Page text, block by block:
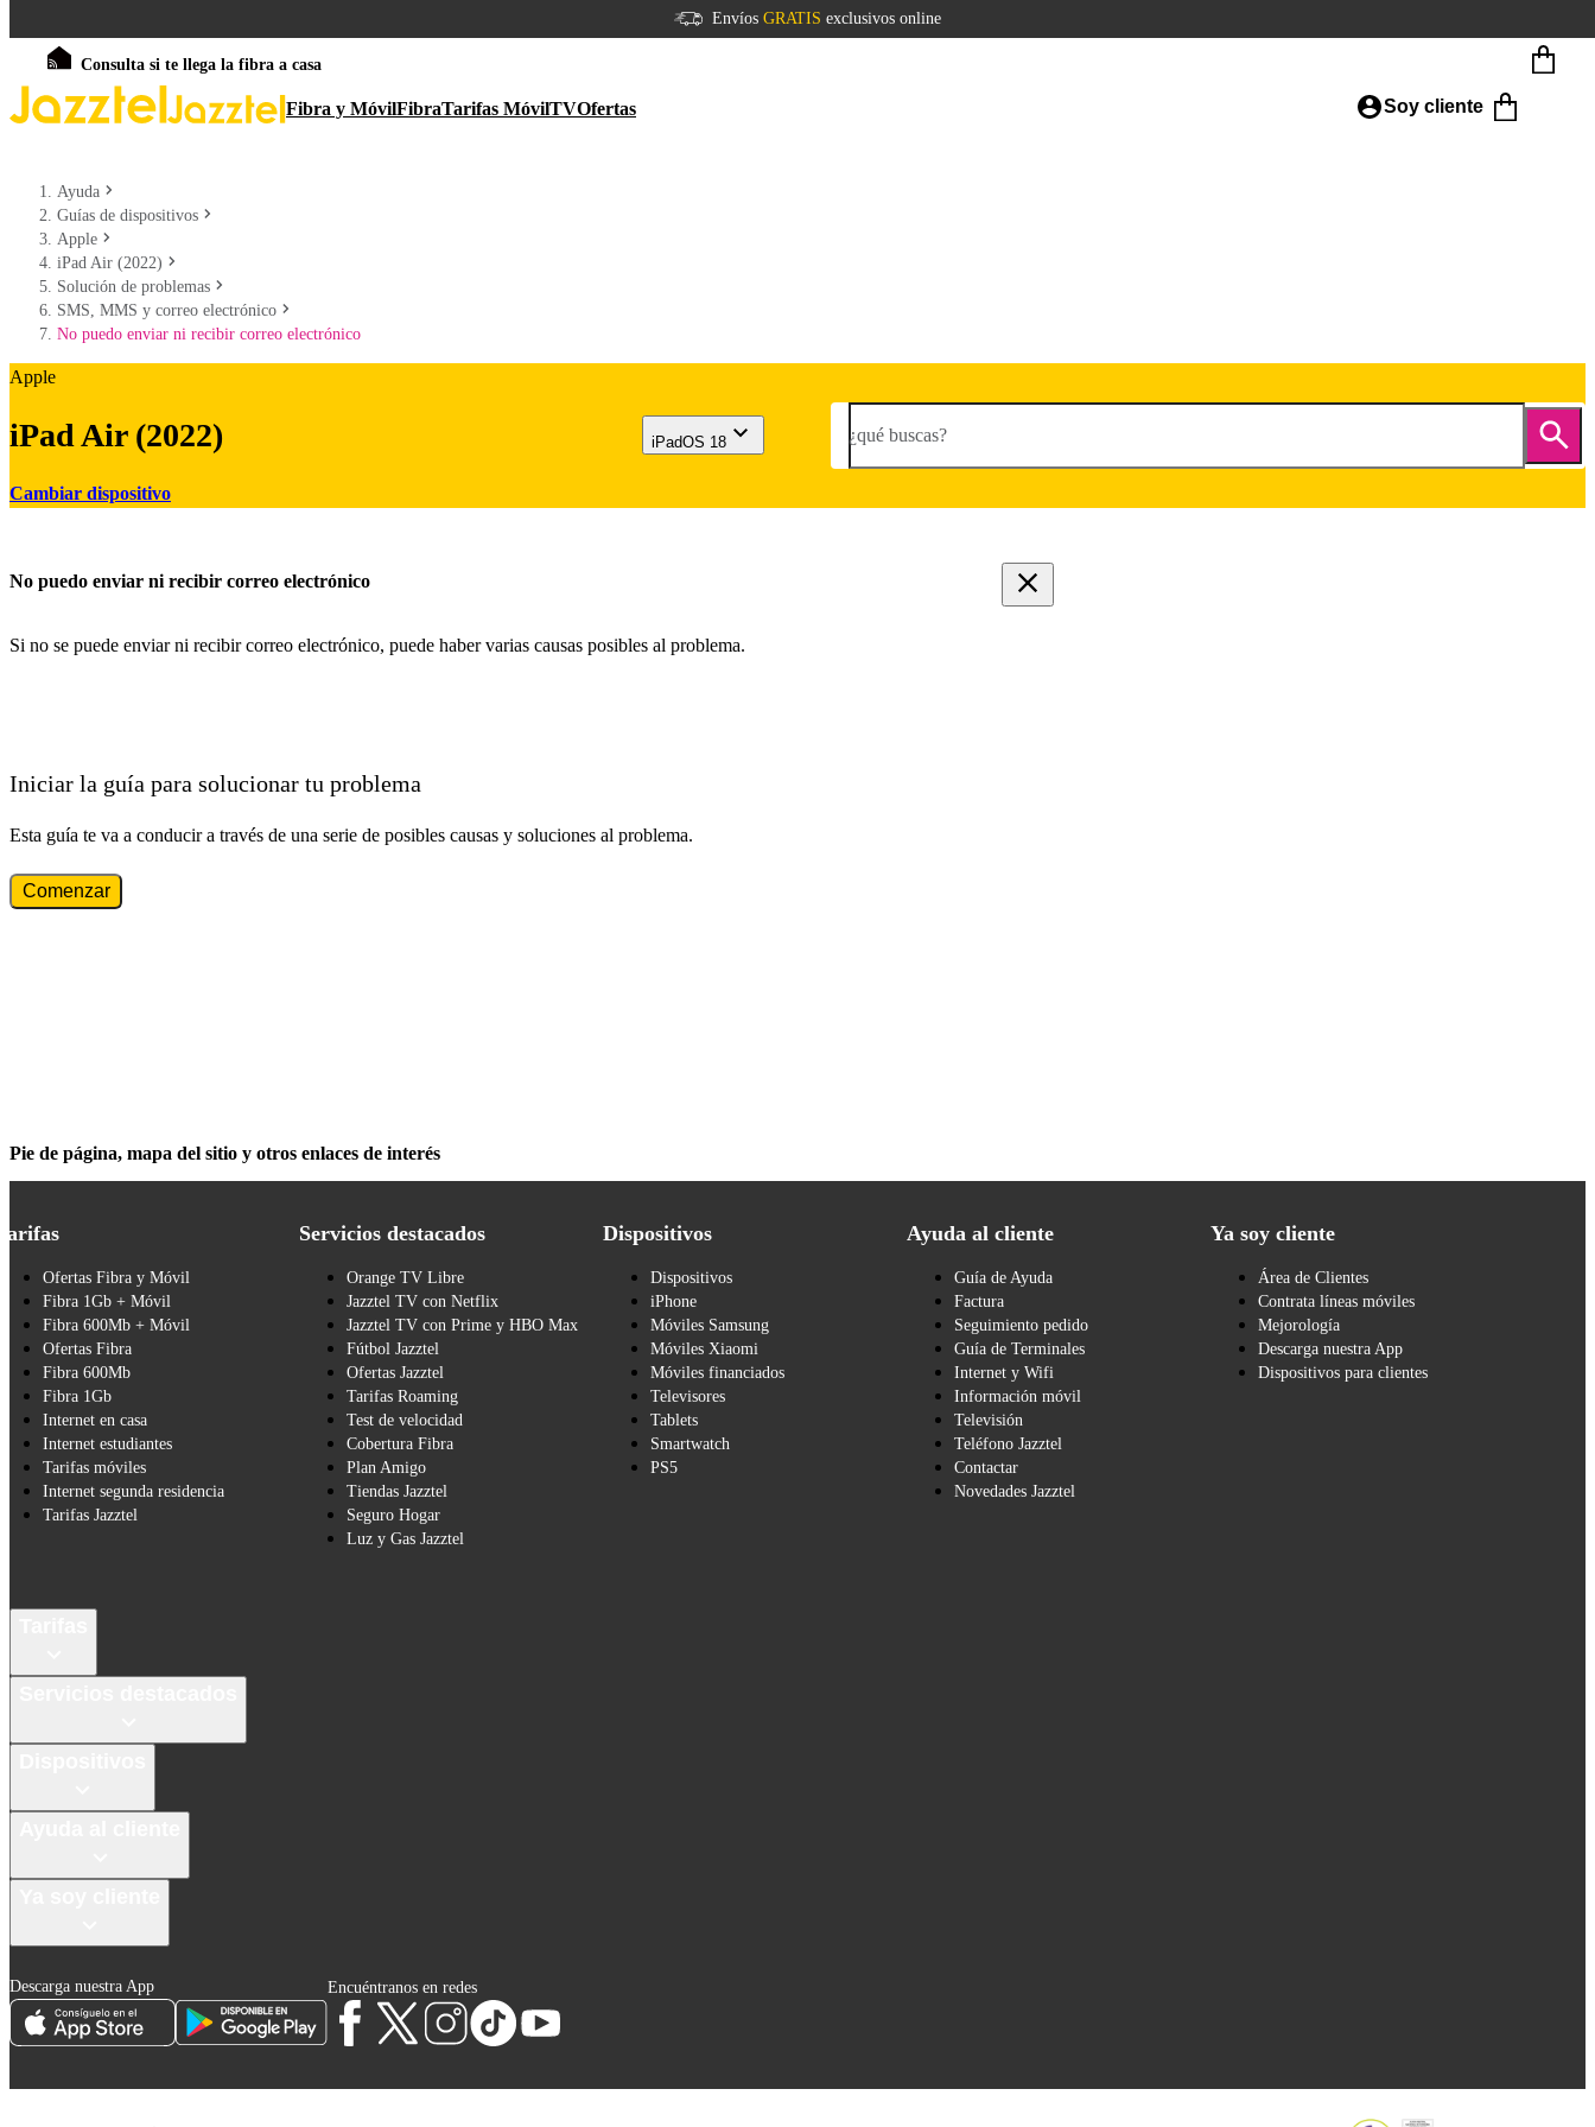
Envíos GRATIS exclusivos online
Consulta si te llega la fibra a casa
Fibra y MóvilFibraTarifas MóvilTVOfertas Soy cliente
Ayuda
Guías de dispositivos
Apple
iPad Air (2022)
Solución de problemas
SMS, MMS y correo electrónico
No puedo enviar ni recibir correo electrónico
Apple
iPad Air (2022)
Cambiar dispositivo
iPadOS 18 ¿qué buscas?
No puedo enviar ni recibir correo electrónico
Si no se puede enviar ni recibir correo electrónico, puede haber varias causas posibles al problema.
Iniciar la guía para solucionar tu problema
Esta guía te va a conducir a través de una serie de posibles causas y soluciones al problema.
Comenzar
Pie de página, mapa del sitio y otros enlaces de interés
Ofertas Fibra y Móvil
Fibra 1Gb + Móvil
Fibra 600Mb + Móvil
Ofertas Fibra
Fibra 600Mb
Fibra 1Gb
Internet en casa
Internet estudiantes
Tarifas móviles
Internet segunda residencia
Tarifas Jazztel
Servicios destacados
Orange TV Libre
Jazztel TV con Netflix
Jazztel TV con Prime y HBO Max
Fútbol Jazztel
Ofertas Jazztel
Tarifas Roaming
Test de velocidad
Cobertura Fibra
Plan Amigo
Tiendas Jazztel
Seguro Hogar
Luz y Gas Jazztel
Dispositivos
Dispositivos
iPhone
Móviles Samsung
Móviles Xiaomi
Móviles financiados
Televisores
Tablets
Smartwatch
PS5
Ayuda al cliente
Guía de Ayuda
Factura
Seguimiento pedido
Guía de Terminales
Internet y Wifi
Información móvil
Televisión
Teléfono Jazztel
Contactar
Novedades Jazztel
Ya soy cliente
Área de Clientes
Contrata líneas móviles
Mejorología
Descarga nuestra App
Dispositivos para clientes
Descarga nuestra App Encuéntranos en redes